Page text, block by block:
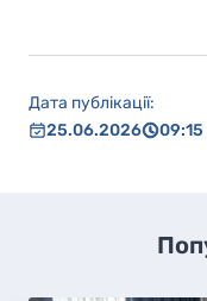
Дата публікації:
25.06.2026
09:15